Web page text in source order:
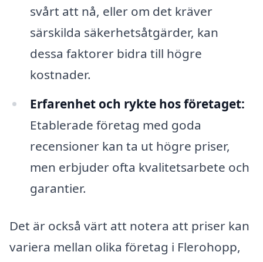
svårt att nå, eller om det kräver
särskilda säkerhetsåtgärder, kan
dessa faktorer bidra till högre
kostnader.
Erfarenhet och rykte hos företaget:
Etablerade företag med goda
recensioner kan ta ut högre priser,
men erbjuder ofta kvalitetsarbete och
garantier.
Det är också värt att notera att priser kan
variera mellan olika företag i Flerohopp,